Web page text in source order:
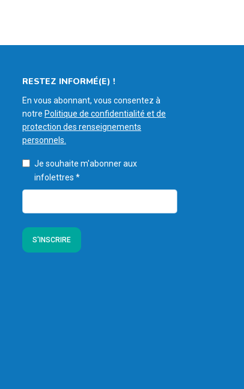
RESTEZ INFORMÉ(E) !
En vous abonnant, vous consentez à
notre Politique de confidentialité et de
protection des renseignements
personnels.
Je souhaite m'abonner aux
infolettres *
S'INSCRIRE